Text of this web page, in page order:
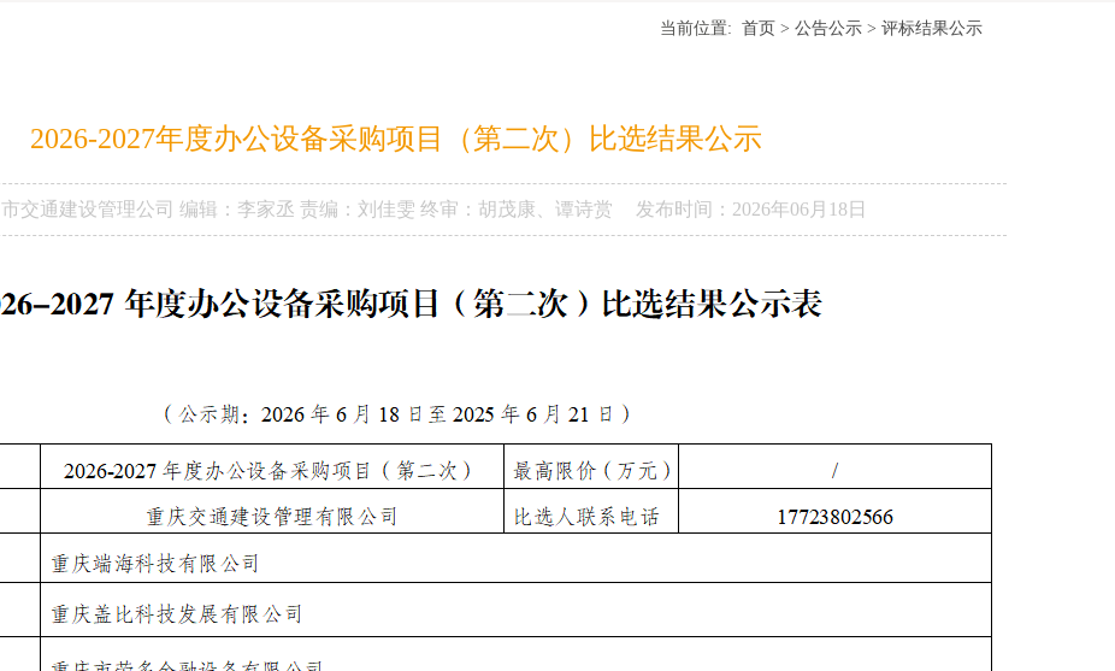
当前位置: 首页 > 公告公示 > 评标结果公示
2026-2027年度办公设备采购项目（第二次）比选结果公示
市交通建设管理公司 编辑：李家丞 责编：刘佳雯 终审：胡茂康、谭诗赏 发布时间： 2026年06月18日